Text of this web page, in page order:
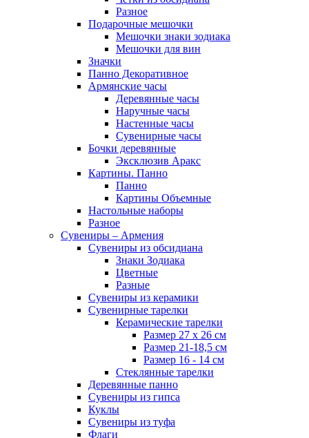
Разное
Подарочные мешочки
Мешочки знаки зодиака
Мешочки для вин
Значки
Панно Декоративное
Армянские часы
Деревянные часы
Наручные часы
Настенные часы
Сувенирные часы
Бочки деревянные
Эксклюзив Аракс
Картины. Панно
Панно
Картины Объемные
Настольные наборы
Разное
Сувениры – Армения
Сувениры из обсидиана
Знаки Зодиака
Цветные
Разные
Сувениры из керамики
Сувенирные тарелки
Керамические тарелки
Размер 27 х 26 см
Размер 21-18,5 см
Размер 16 - 14 см
Стеклянные тарелки
Деревянные панно
Сувениры из гипса
Куклы
Сувениры из туфа
Флаги